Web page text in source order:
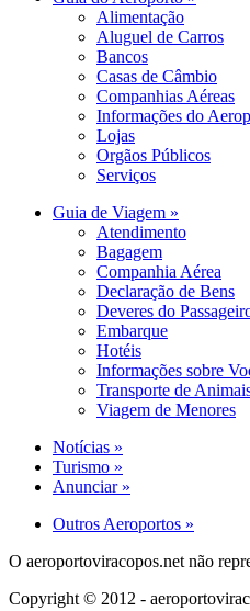
Alimentação
Aluguel de Carros
Bancos
Casas de Câmbio
Companhias Aéreas
Informações do
Lojas
Orgãos Públicos
Serviços
Guia de Viagem »
Atendimento
Bagagem
Companhia Aérea
Declaração de Bens
Deveres do
Embarque
Hotéis
Informações sobre
Transporte de
Viagem de Menores
Notícias »
Turismo »
Anunciar »
Outros Aeroportos »
O aeroportoviracopos.net não
Copyright © 2012 -